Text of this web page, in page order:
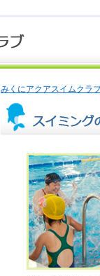
みくにアクアスイムクラ